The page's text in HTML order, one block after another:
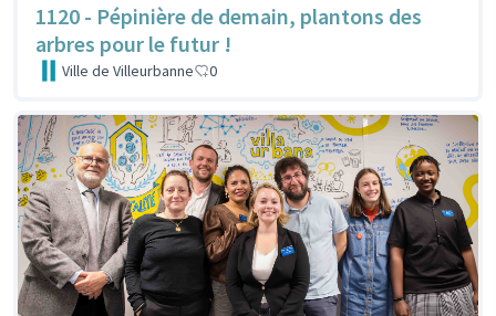
1120 - Pépinière de demain, plantons des
arbres pour le futur !
Ville de Villeurbanne 0